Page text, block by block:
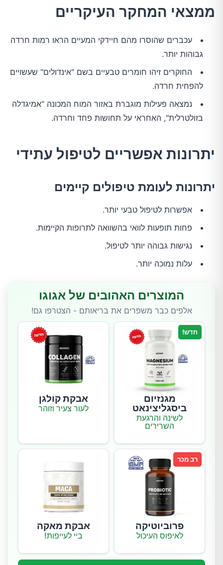
ממצאי המחקר העיקריים
עכברים שהוסרו מהם חיידקי המעיים הראו רמות חרדה
גבוהות יותר.
החוקרים זיהו חומרים טבעיים בשם "אינדולים" שעשויים
להפחית חרדה.
נמצאה פעילות מוגברת באזור המוח המכונה "אמיגדלה
בזולטרלית", האחראי על תחושות פחד וחרדה.
יתרונות אפשריים לטיפול עתידי
יתרונות לעומת טיפולים קיימים
אפשרות לטיפול טבעי יותר.
פחות תופעות לוואי בהשוואה לתרופות הקיימות.
נגישות גבוהה יותר לטיפול.
עלות נמוכה יותר.
המוצרים האהובים של אגוגו
אלפים כבר משפרים את בריאותם - הצטרפו גם!
חדש!
מגנזיום
ביסגליצינאט
לשינה והרגעת
השרירים
אבקת קולגן
לעור צעיר וזוהר
רב מכר
פרוביוטיקה
לאיפוס העיכול
אבקת מאקה
ביי לעייפות!